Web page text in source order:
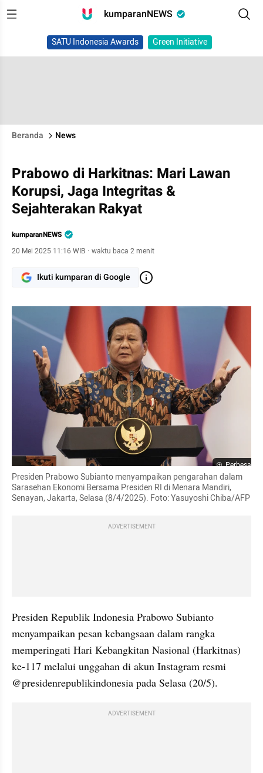
kumparanNEWS
SATU Indonesia Awards Green Initiative
Beranda News
Prabowo di Harkitnas: Mari Lawan
Korupsi, Jaga Integritas &
Sejahterakan Rakyat
kumparanNEWS
20 Mei 2025 11:16 WIB · waktu baca 2 menit
Ikuti kumparan di Google
Perbesar
Presiden Prabowo Subianto menyampaikan pengarahan dalam
Sarasehan Ekonomi Bersama Presiden RI di Menara Mandiri,
Senayan, Jakarta, Selasa (8/4/2025). Foto: Yasuyoshi Chiba/AFP
ADVERTISEMENT
Presiden Republik Indonesia Prabowo Subianto
menyampaikan pesan kebangsaan dalam rangka
memperingati Hari Kebangkitan Nasional (Harkitnas)
ke-117 melalui unggahan di akun Instagram resmi
@presidenrepublikindonesia pada Selasa (20/5).
ADVERTISEMENT